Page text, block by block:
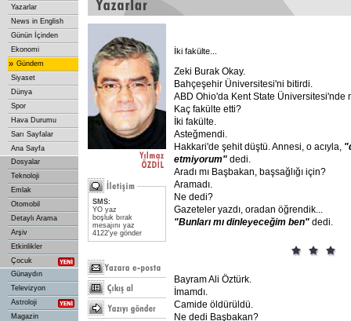
Yazarlar
News in English
Günün İçinden
Ekonomi
» Gündem
Siyaset
Dünya
Spor
Hava Durumu
Sarı Sayfalar
Ana Sayfa
Dosyalar
Teknoloji
Emlak
Otomobil
Detaylı Arama
Arşiv
Etkinlikler
Çocuk
Günaydın
Televizyon
Astroloji
Magazin
SMS:
YO yaz
boşluk bırak
mesajını yaz
4122'ye gönder
İki fakülte...
Zeki Burak Okay.
Bahçeşehir Üniversitesi'ni bitirdi.
ABD Ohio'da Kent State Üniversitesi'nde
Kaç fakülte etti?
İki fakülte.
Asteğmendi.
Hakkari'de şehit düştü. Annesi, o acıyla,
etmiyorum" dedi.
Aradı mı Başbakan, başsağlığı için?
Aramadı.
Ne dedi?
Gazeteler yazdı, oradan öğrendik...
"Bunları mı dinleyeceğim ben" dedi.
Bayram Ali Öztürk.
İmamdı.
Camide öldürüldü.
Ne dedi Başbakan?